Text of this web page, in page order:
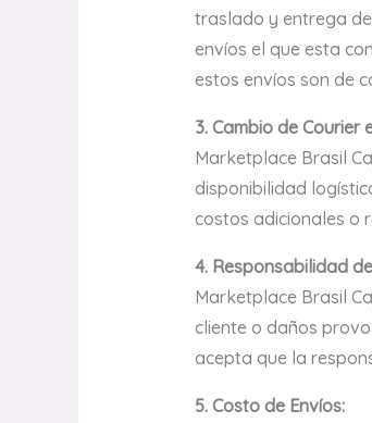
traslado y entrega
envíos el que esta
estos envíos son de
3. Cambio de Courier
Marketplace Brasil
disponibilidad
costos adicionales o
4. Responsabilidad
Marketplace Brasil
cliente o daños
acepta que la
5. Costo de Envíos: